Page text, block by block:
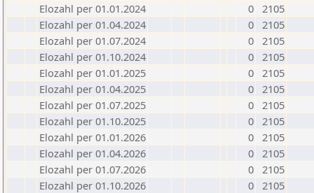
Elozahl per 01.01.2024
0 2105
Elozahl per 01.04.2024
0 2105
Elozahl per 01.07.2024
0 2105
Elozahl per 01.10.2024
0 2105
Elozahl per 01.01.2025
0 2105
Elozahl per 01.04.2025
0 2105
Elozahl per 01.07.2025
0 2105
Elozahl per 01.10.2025
0 2105
Elozahl per 01.01.2026
0 2105
Elozahl per 01.04.2026
0 2105
Elozahl per 01.07.2026
0 2105
Elozahl per 01.10.2026
0 2105